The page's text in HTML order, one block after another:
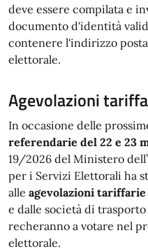
deve essere compilata e
documento d'identità
contenere l'indirizzo
elettorale.
Agevolazioni
In occasione delle
referendarie del 22 e 23
19/2026 del Ministero
per i Servizi Elettorali ha
alle agevolazioni tariffarie
e dalle società di
recheranno a votare nel
elettorale.